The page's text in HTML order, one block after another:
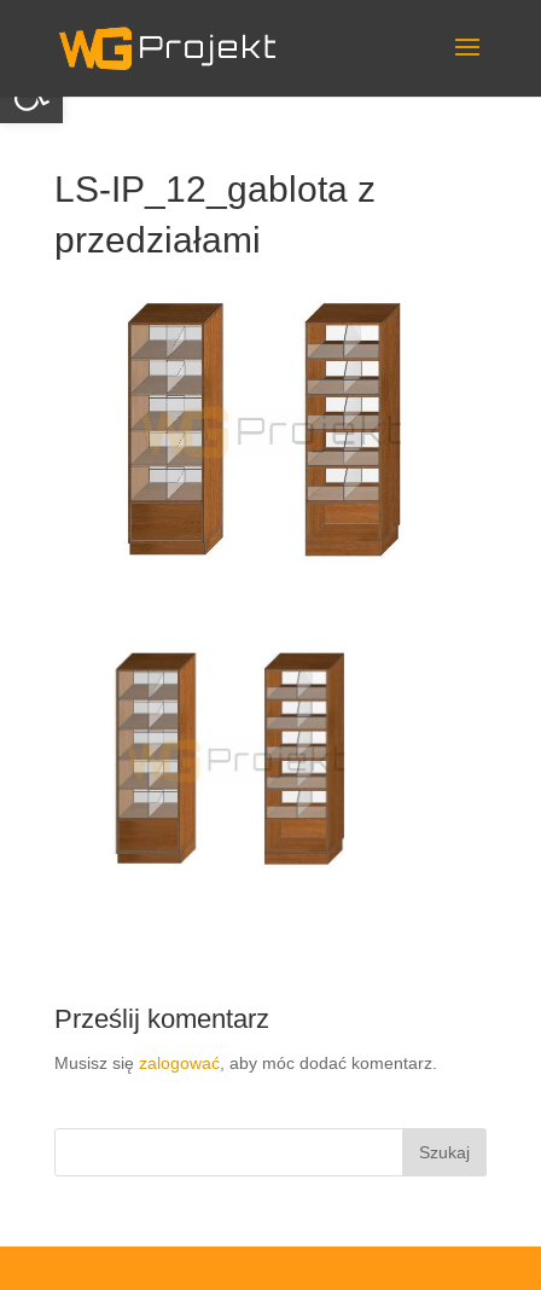
Otwórz pasek narzędzi
content
LS-IP_12_gablota z
przedziałami
Prześlij komentarz
Musisz się zalogować, aby móc dodać komentarz.
Szukaj: